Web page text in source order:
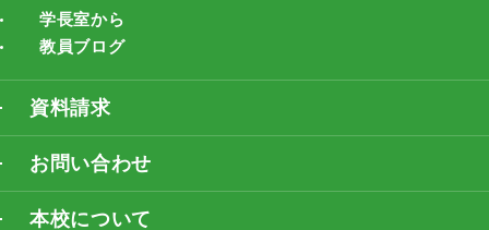
学長室から
教員ブログ
資料請求
お問い合わせ
本校について